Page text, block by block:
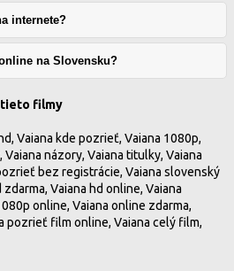
internete?
na Slovensku?
tieto filmy
Vaiana kde pozrieť, Vaiana 1080p,
názory, Vaiana titulky, Vaiana
bez registrácie, Vaiana slovenský
Vaiana hd online, Vaiana
online, Vaiana online zdarma,
pozrieť film online, Vaiana celý film,